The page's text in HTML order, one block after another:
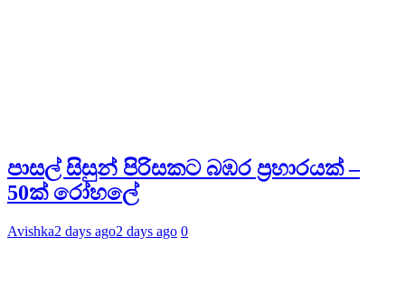
පාසල් සිසුන් පිරිසකට බඹර ප්‍රහාරයක් –
50ක් රෝහලේ
Avishka2 days ago2 days ago 0